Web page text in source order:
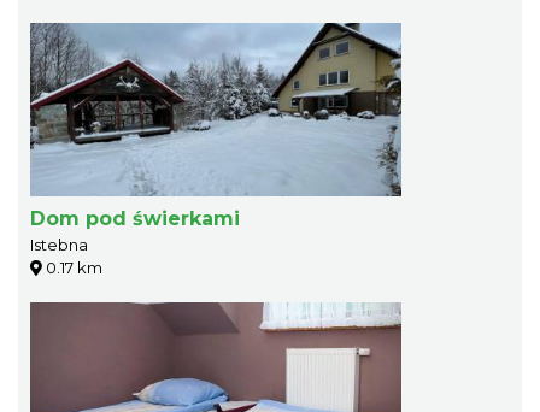
Dom pod świerkami
Istebna
0.17 km